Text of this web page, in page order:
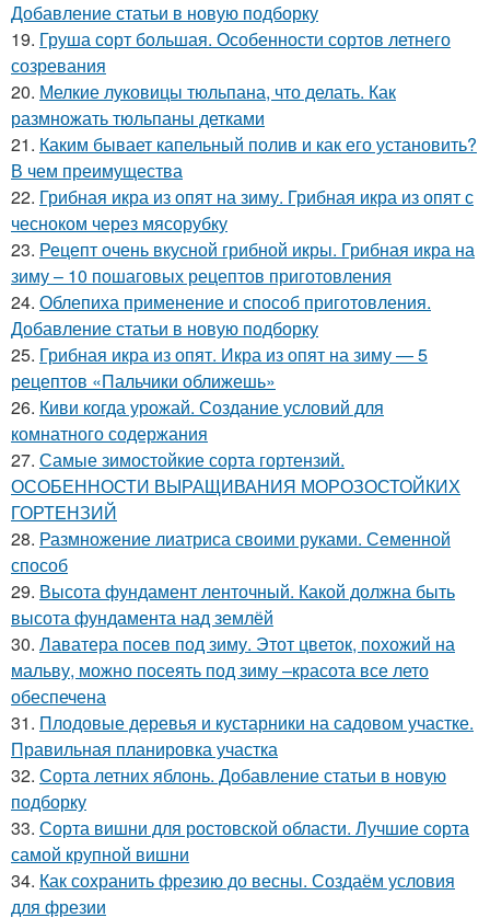
Добавление статьи в новую подборку
19. Груша сорт большая. Особенности сортов летнего
созревания
20. Мелкие луковицы тюльпана, что делать. Как
размножать тюльпаны детками
21. Каким бывает капельный полив и как его установить?
В чем преимущества
22. Грибная икра из опят на зиму. Грибная икра из опят с
чесноком через мясорубку
23. Рецепт очень вкусной грибной икры. Грибная икра на
зиму – 10 пошаговых рецептов приготовления
24. Облепиха применение и способ приготовления.
Добавление статьи в новую подборку
25. Грибная икра из опят. Икра из опят на зиму — 5
рецептов «Пальчики оближешь»
26. Киви когда урожай. Создание условий для
комнатного содержания
27. Самые зимостойкие сорта гортензий.
ОСОБЕННОСТИ ВЫРАЩИВАНИЯ МОРОЗОСТОЙКИХ
ГОРТЕНЗИЙ
28. Размножение лиатриса своими руками. Семенной
способ
29. Высота фундамент ленточный. Какой должна быть
высота фундамента над землёй
30. Лаватера посев под зиму. Этот цветок, похожий на
мальву, можно посеять под зиму –красота все лето
обеспечена
31. Плодовые деревья и кустарники на садовом участке.
Правильная планировка участка
32. Сорта летних яблонь. Добавление статьи в новую
подборку
33. Сорта вишни для ростовской области. Лучшие сорта
самой крупной вишни
34. Как сохранить фрезию до весны. Создаём условия
для фрезии